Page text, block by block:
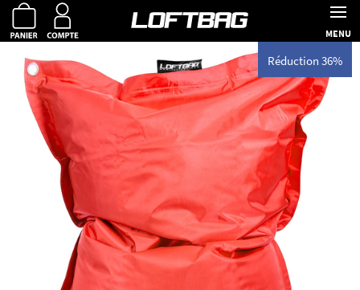
MENU
Réduction 36%